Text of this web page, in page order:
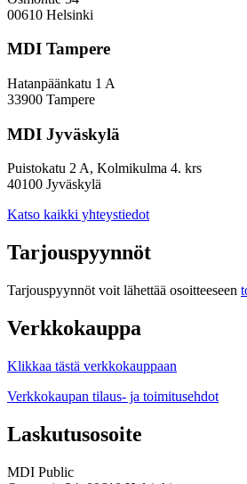
00610 Helsinki
MDI Tampere
Hatanpäänkatu 1 A
33900 Tampere
MDI Jyväskylä
Puistokatu 2 A, Kolmikulma 4. krs
40100 Jyväskylä
Katso kaikki yhteystiedot
Tarjouspyynnöt
Tarjouspyynnöt voit lähettää osoitteeseen
Verkkokauppa
Klikkaa tästä verkkokauppaan
Verkkokaupan tilaus- ja toimitusehdot
Laskutusosoite
MDI Public